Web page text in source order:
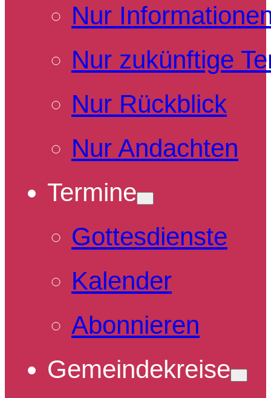
Nur
Nur zukünftige
Nur Rückblick
Nur Andachten
Termine
Gottesdienste
Kalender
Abonnieren
Gemeindekreise